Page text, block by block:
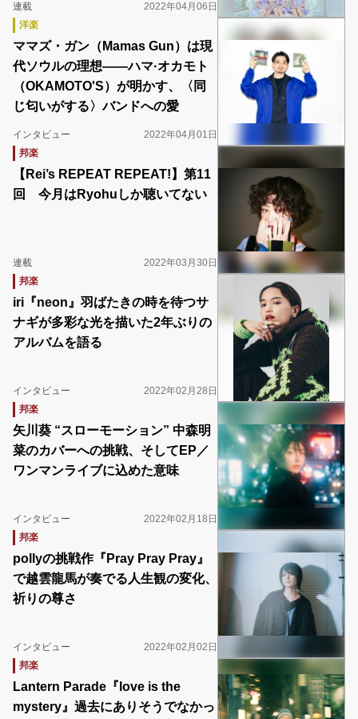
連載
2022年04月06日
洋楽
ママズ・ガン（Mamas Gun）は現
代ソウルの理想――ハマ·オカモト
（OKAMOTO'S）が明かす、〈同
じ匂いがする〉バンドへの愛
インタビュー
2022年04月01日
邦楽
【Rei’s REPEAT REPEAT!】第11
回 今月はRyohuしか聴いてない
連載
2022年03月30日
邦楽
iri『neon』羽ばたきの時を待つサ
ナギが多彩な光を描いた2年ぶりの
アルバムを語る
インタビュー
2022年02月28日
邦楽
矢川葵 “スローモーション” 中森明
菜のカバーへの挑戦、そしてEP／
ワンマンライブに込めた意味
インタビュー
2022年02月18日
邦楽
pollyの挑戦作『Pray Pray Pray』
で越雲龍馬が奏でる人生観の変化、
祈りの尊さ
インタビュー
2022年02月02日
邦楽
Lantern Parade『love is the
mystery』過去にありそうでなかっ